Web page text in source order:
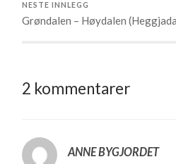
NESTE INNLEGG
Grøndalen – Høydalen
2 kommentarer
ANNE BYGJORDET